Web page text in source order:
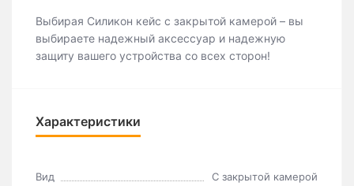
Выбирая Силикон кейс с закрытой камерой – вы
выбираете надежный аксессуар и надежную
защиту вашего устройства со всех сторон!
Характеристики
Вид С закрытой камерой